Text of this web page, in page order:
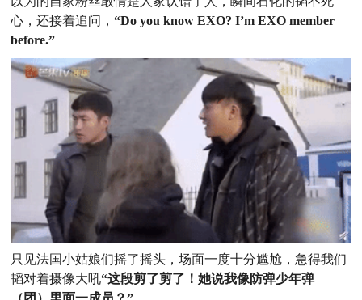
心，还接着追问，“Do you know EXO? I’m EXO member
before.”
只见法国小姑娘们摇了摇头，场面一度十分尴尬，急得我们
韬对着摄像大吼“这段剪了剪了！她说我像防弹少年弹